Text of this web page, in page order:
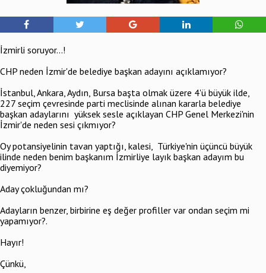
İzmirli soruyor...!
CHP neden İzmir'de belediye başkan adayını açıklamıyor?
İstanbul, Ankara, Aydın, Bursa başta olmak üzere 4'ü büyük ilde,
227 seçim çevresinde parti meclisinde alınan kararla belediye
başkan adaylarını yüksek sesle açıklayan CHP Genel Merkezi'nin
İzmir'de neden sesi çıkmıyor?
Oy potansiyelinin tavan yaptığı, kalesi, Türkiye'nin üçüncü büyük
ilinde neden benim başkanım İzmirliye layık başkan adayım bu
diyemiyor?
Aday çokluğundan mı?
Adayların benzer, birbirine eş değer profiller var ondan seçim mi
yapamıyor?.
Hayır!
Çünkü,